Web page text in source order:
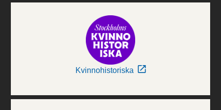
Kvinnohistoriska